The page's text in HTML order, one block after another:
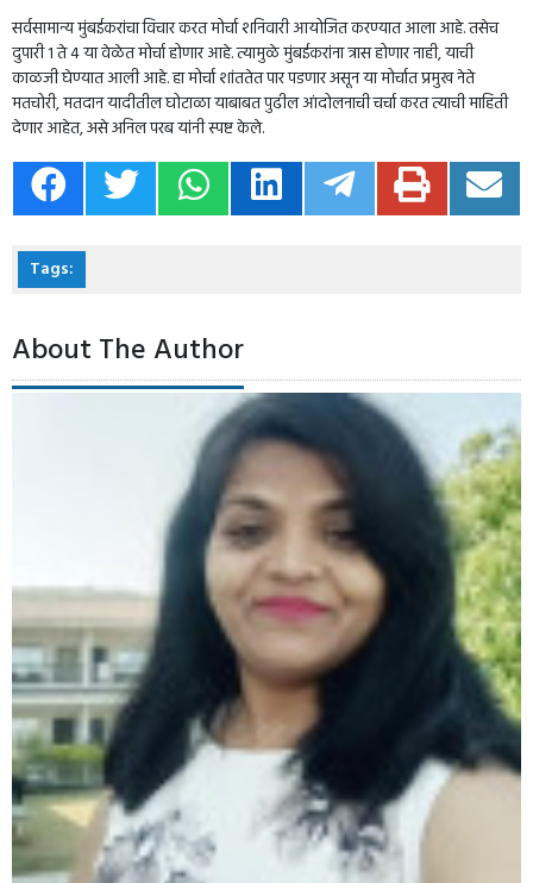
सर्वसामान्य मुंबईकरांचा विचार करत मोर्चा शनिवारी आयोजित करण्यात आला आहे. तसेच
दुपारी 1 ते 4 या वेळेत मोर्चा होणार आहे. त्यामुळे मुंबईकरांना त्रास होणार नाही, याची
काळजी घेण्यात आली आहे. हा मोर्चा शांततेत पार पडणार असून या मोर्चात प्रमुख नेते
मतचोरी, मतदान यादीतील घोटाळा याबाबत पुढील आंदोलनाची चर्चा करत त्याची माहिती
देणार आहेत, असे अनिल परब यांनी स्पष्ट केले.
Tags:
About The Author